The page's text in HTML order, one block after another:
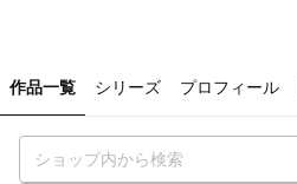
作品一覧 シリーズ プロフィール